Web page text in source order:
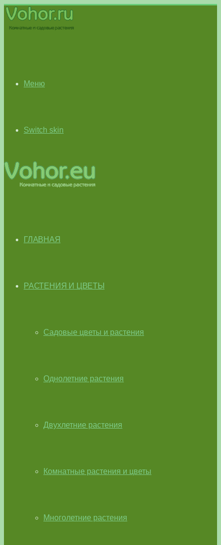
Меню
Switch skin
ГЛАВНАЯ
РАСТЕНИЯ И ЦВЕТЫ
Садовые цветы и растения
Однолетние растения
Двухлетние растения
Комнатные растения и цветы
Многолетние растения